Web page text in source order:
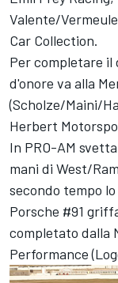
Valente/
Car Collection.
Per completare il
d'onore va alla
(Scholze/Maini/
Herbert
In PRO-AM
mani di West/
secondo tempo
Porsche #91
completato dalla
Performance